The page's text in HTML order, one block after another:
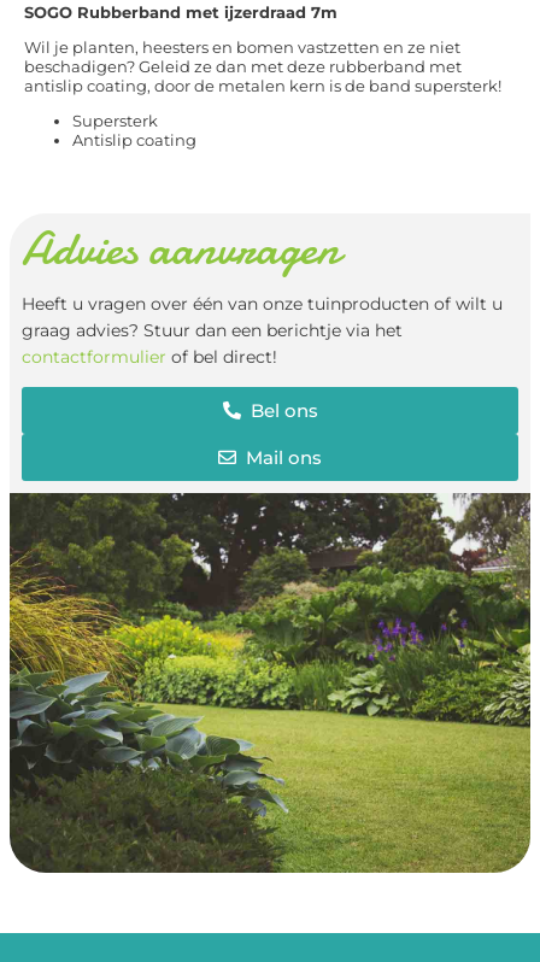
SOGO Rubberband met ijzerdraad 7m
Wil je planten, heesters en bomen vastzetten en ze niet
beschadigen? Geleid ze dan met deze rubberband met
antislip coating, door de metalen kern is de band supersterk!
Supersterk
Antislip coating
Advies aanvragen
Heeft u vragen over één van onze tuinproducten of wilt u
graag advies? Stuur dan een berichtje via het
contactformulier of bel direct!
Bel ons
Mail ons